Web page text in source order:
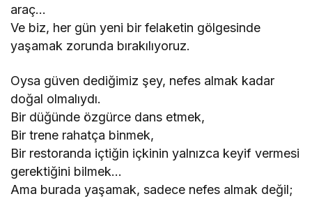
araç…
Ve biz, her gün yeni bir felaketin gölgesinde
yaşamak zorunda bırakılıyoruz.
Oysa güven dediğimiz şey, nefes almak kadar
doğal olmalıydı.
Bir düğünde özgürce dans etmek,
Bir trene rahatça binmek,
Bir restoranda içtiğin içkinin yalnızca keyif vermesi
gerektiğini bilmek…
Ama burada yaşamak, sadece nefes almak değil;